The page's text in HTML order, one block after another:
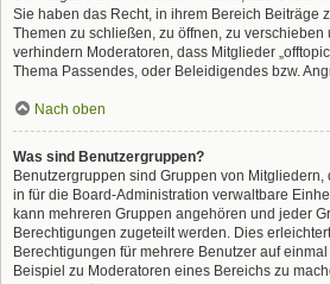
Sie haben das Recht, in ihrem Bereich Beiträge
Themen zu schließen, zu öffnen, zu
verhindern Moderatoren, dass Mitglieder
Thema Passendes, oder Beleidigendes bzw.
Nach oben
Was sind Benutzergruppen?
Benutzergruppen sind Gruppen von
in für die Board-Administration verwaltbare
kann mehreren Gruppen angehören und jeder
Berechtigungen zugeteilt werden. Dies
Berechtigungen für mehrere Benutzer auf
Beispiel zu Moderatoren eines Bereichs zu